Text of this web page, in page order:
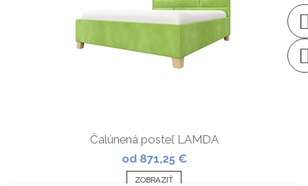
Čalúnená posteľ LAMDA
od 871,25 €
ZOBRAZIŤ